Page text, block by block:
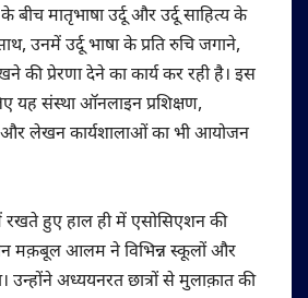
बीच मातृभाषा उर्दू और उर्दू साहित्य के
उनमें उर्दू भाषा के प्रति रुचि जगाने,
प्रेरणा देने का कार्य कर रही है। इस
यह संस्था ऑनलाइन प्रशिक्षण,
और लेखन कार्यशालाओं का भी आयोजन
रखते हुए हाल ही में एसोसिएशन की
मक़बूल आलम ने विभिन्न स्कूलों और
उन्होंने अध्ययनरत छात्रों से मुलाक़ात की